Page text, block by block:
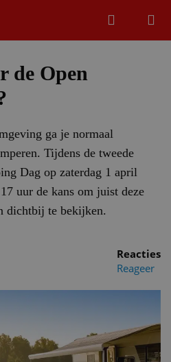
de Open
ga je normaal
Tijdens de tweede
Dag op zaterdag 1 april
uur de kans om juist deze
dichtbij te bekijken.
Reacties
Reageer